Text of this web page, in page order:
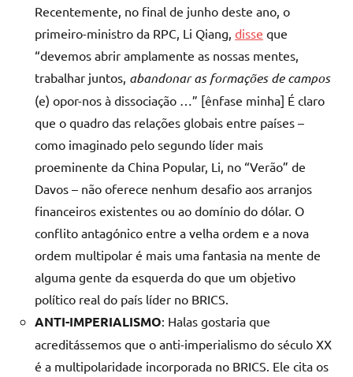
Recentemente, no final de junho deste ano, o
primeiro-ministro da RPC, Li Qiang, disse que
“devemos abrir amplamente as nossas mentes,
trabalhar juntos, abandonar as formações decampos
(e) opor-nos à dissociação …” [ênfase minha] É claro
que o quadro das relações globais entre países –
como imaginado pelo segundo líder mais
proeminente da China Popular, Li, no “Verão” de
Davos – não oferece nenhum desafio aos arranjos
financeiros existentes ou ao domínio do dólar. O
conflito antagónico entre a velha ordem e a nova
ordem multipolar é mais uma fantasia na mente de
alguma gente da esquerda do que um objetivo
político real do país líder no BRICS.
ANTI-IMPERIALISMO: Halas gostaria que
acreditássemos que o anti-imperialismo do século XX
é a multipolaridade incorporada no BRICS. Ele cita os